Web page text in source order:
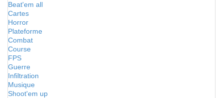
Beat'em all
Cartes
Horror
Plateforme
Combat
Course
FPS
Guerre
Infiltration
Musique
Shoot'em up